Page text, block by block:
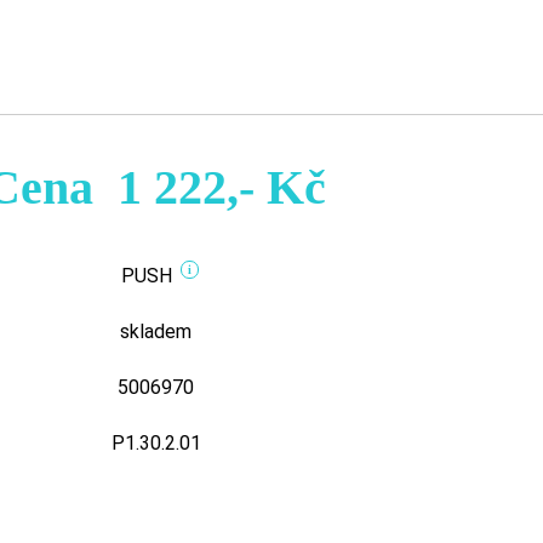
1 222,- Kč
PUSH i
skladem
5006970
P1.30.2.01